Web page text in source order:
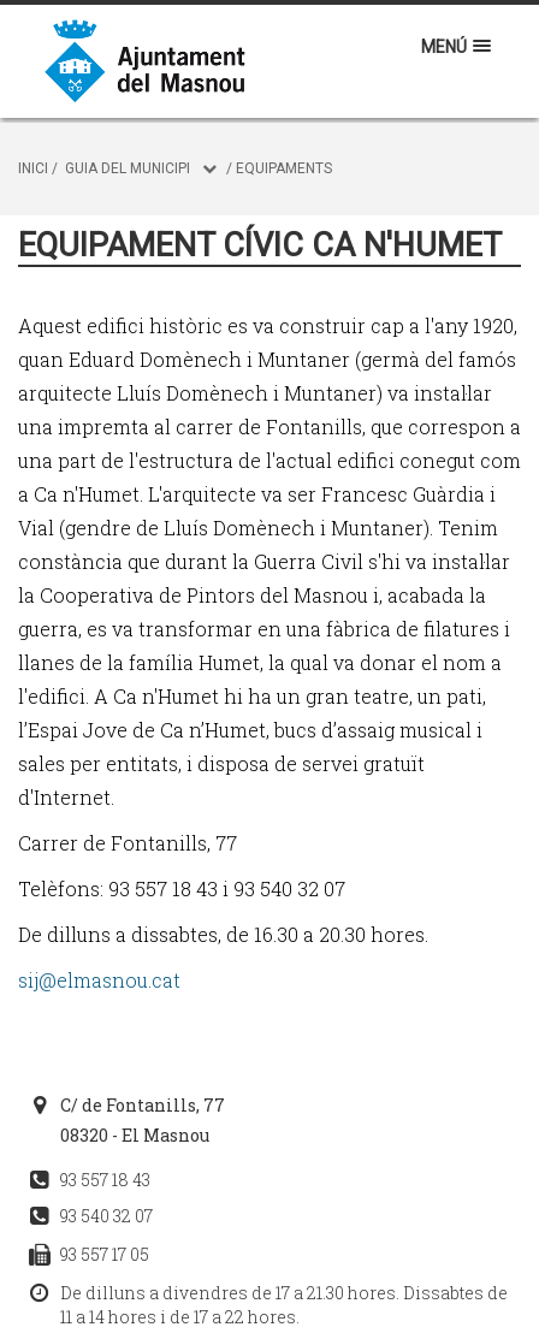
MENÚ
INICI / GUIA DEL MUNICIPI / EQUIPAMENTS
EQUIPAMENT CÍVIC CA N'HUMET
Aquest edifici històric es va construir cap a l'any 1920,
quan Eduard Domènech i Muntaner (germà del famós
arquitecte Lluís Domènech i Muntaner) va instal·lar
una impremta al carrer de Fontanills, que correspon a
una part de l'estructura de l'actual edifici conegut com
a Ca n'Humet. L'arquitecte va ser Francesc Guàrdia i
Vial (gendre de Lluís Domènech i Muntaner). Tenim
constància que durant la Guerra Civil s'hi va instal·lar
la Cooperativa de Pintors del Masnou i, acabada la
guerra, es va transformar en una fàbrica de filatures i
llanes de la família Humet, la qual va donar el nom a
l'edifici. A Ca n'Humet hi ha un gran teatre, un pati,
l’Espai Jove de Ca n’Humet, bucs d’assaig musical i
sales per entitats, i disposa de servei gratuït
d'Internet.
Carrer de Fontanills, 77
Telèfons: 93 557 18 43 i 93 540 32 07
De dilluns a dissabtes, de 16.30 a 20.30 hores.
sij@elmasnou.cat
C/ de Fontanills, 77
08320 - El Masnou
93 557 18 43
93 540 32 07
93 557 17 05
De dilluns a divendres de 17 a 21.30 hores. Dissabtes de
11 a 14 hores i de 17 a 22 hores.